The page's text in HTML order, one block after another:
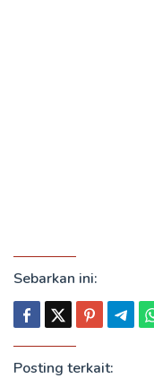
Sebarkan ini:
Posting terkait: